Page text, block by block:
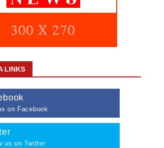
LINKS
on Facebook
us on Twitter